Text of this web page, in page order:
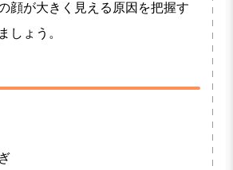
顔が大きく見える原因を把握す
しょう。